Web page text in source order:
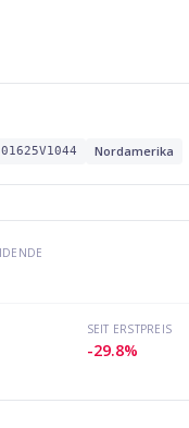
Nordamerika
SEIT ERSTPREIS
-29.8%